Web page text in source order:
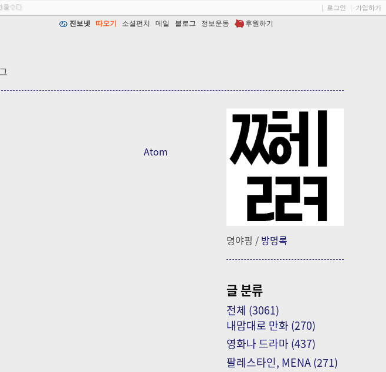
진보넷 따오기 소셜펀치 메일 블로그 정보운동 후원하기
Atom
뎡야핑 / 방명록
글 분류
전체 (3061)
내맘대로 만화 (270)
영화나 드라마 (437)
팔레스타인, MENA(271)
로그인 가입하기